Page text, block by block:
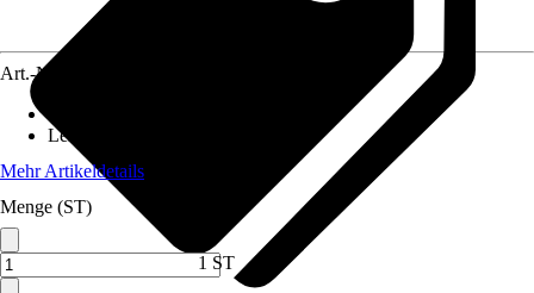
Art.-Nr.
Leistung
Mehr Artikeldetails
Menge (ST)
1 ST